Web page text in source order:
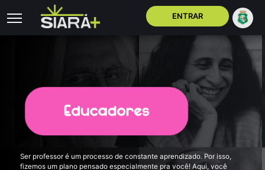
ENTRAR
Ser professor é um processo de constante aprendizado. Por isso,
fizemos um plano pensado especialmente pra você! Aqui, você